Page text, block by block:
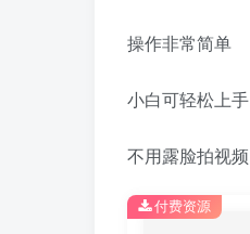
操作非常简单
小白可轻松上手
不用露脸拍视频
付费资源